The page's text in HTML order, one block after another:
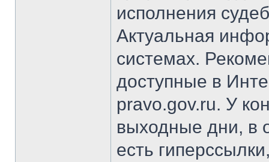
исполнения
Актуальная
системах.
доступные в
pravo.gov.ru. У
выходные дни, в
есть